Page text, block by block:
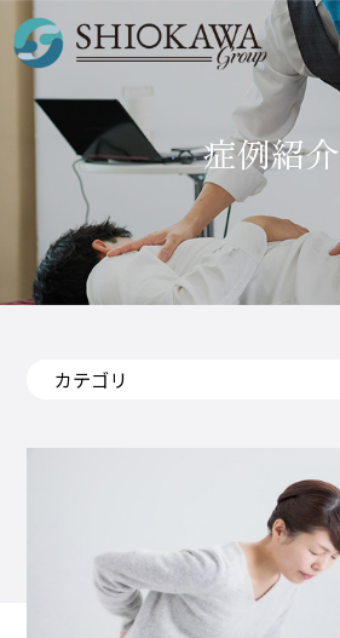
症例紹介
カテゴリ